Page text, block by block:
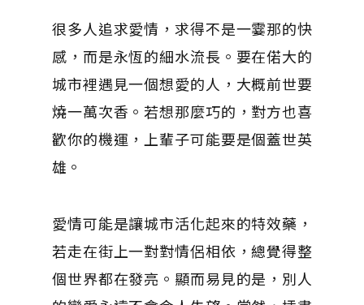
很多人追求愛情，求得不是一霎那的快
感，而是永恆的細水流長。要在偌大的
城市裡遇見一個想愛的人，大概前世要
燒一萬次香。若想那麼巧的，對方也喜
歡你的機運，上輩子可能要是個蓋世英
雄。
愛情可能是讓城市活化起來的特效藥，
若走在街上一對對情侶相依，總覺得整
個世界都在發亮。顯而易見的是，別人